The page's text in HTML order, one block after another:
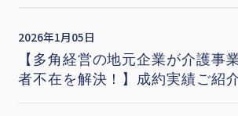
2026年1月05日
【多角経営の地元企業が介護事
者不在を解決！】成約実績ご紹